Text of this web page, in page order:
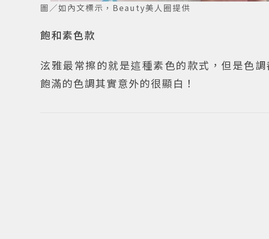
圖／如內文標示，Beauty美人圈提供
飽和素色款
泫雅最常擦的就是這種素色的款式，但是色
飽滿的色調其實意外的很顯白！